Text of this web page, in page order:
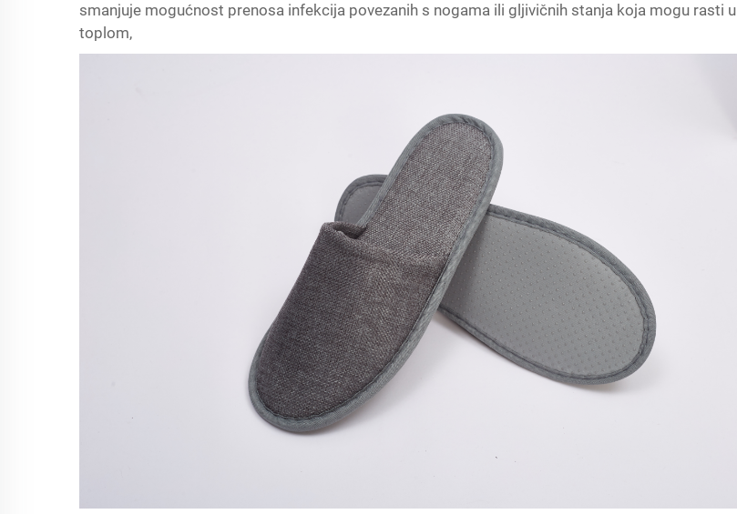
smanjuje mogućnost prenosa infekcija povezanih s nogama ili gljivičnih stanja koja mogu rasti u
toplom,